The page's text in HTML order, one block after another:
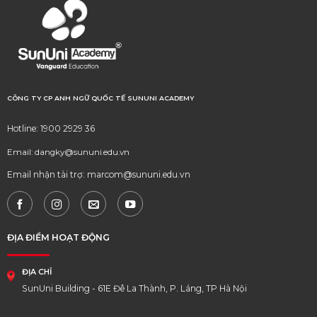
CÔNG TY CP ANH NGỮ QUỐC TẾ SUNUNI ACADEMY
Hotline: 1900 2929 36
Email: dangky@sununi.edu.vn
Email nhận tài trợ: marcom@sununi.edu.vn
ĐỊA ĐIỂM HOẠT ĐỘNG
ĐỊA CHỈ
SunUni Building - 61E Đê La Thành, P. Láng, TP Hà Nội